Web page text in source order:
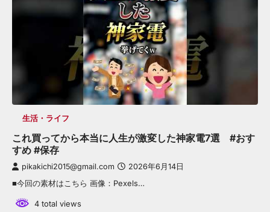
生活・ライフ
これ買ってから本当に人生が激変した神家電7選 #おす
すめ #保存
pikakichi2015@gmail.com 2026年6月14日
■今回の素材はこちら 画像：Pexels…
4 total views